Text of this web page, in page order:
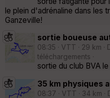
le plein d'adrénaline dans les
Ganzeville!
sortie boueuse
08:35 · VTT · 29 km ·
téléchargements ·
sortie du club BVA
35 km physiques
08:37 · VTT · 34 km ·